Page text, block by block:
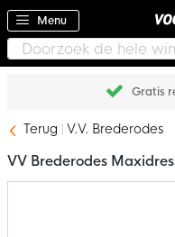
Menu
Gratis
Terug V.V. Brederodes
VV Brederodes